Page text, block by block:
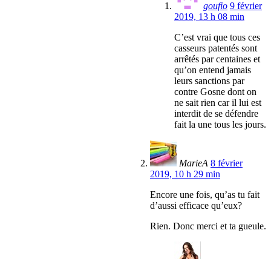
goufio 9 février
2019, 13 h 08 min
C’est vrai que tous ces
casseurs patentés sont
arrêtés par centaines et
qu’on entend jamais
leurs sanctions par
contre Gosne dont on
ne sait rien car il lui est
interdit de se défendre
fait la une tous les jours.
MarieA 8 février
2019, 10 h 29 min
Encore une fois, qu’as tu fait
d’aussi efficace qu’eux?
Rien. Donc merci et ta gueule.